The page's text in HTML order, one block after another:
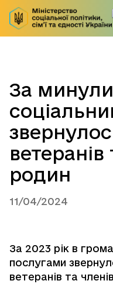
За
ветеранів
родин
11/04/2024
За 2023 рік в
послугами
ветеранів та